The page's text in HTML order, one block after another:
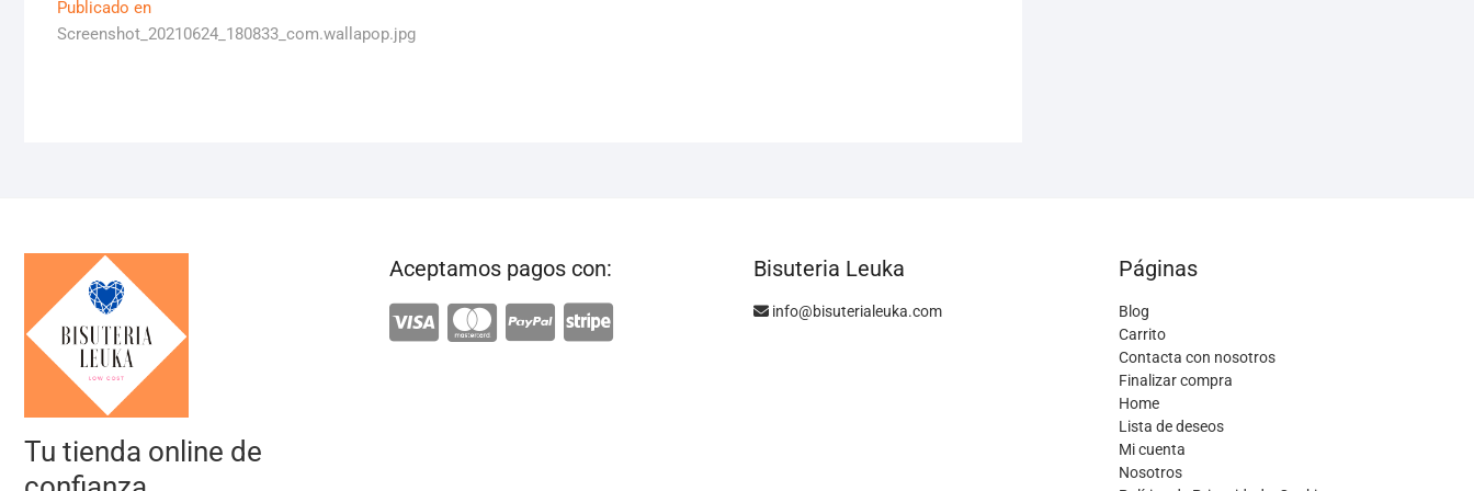
Navegación
de
Publicado en
Screenshot_20210624_180833_com.wallapop.jpg
Tu tienda online de
Aceptamos pagos con: Bisuteria Leuka
info@bisuterialeuka.com
Páginas
Blog
Carrito
Contacta con nosotros
Finalizar compra
Home
Lista de deseos
Mi cuenta
Nosotros